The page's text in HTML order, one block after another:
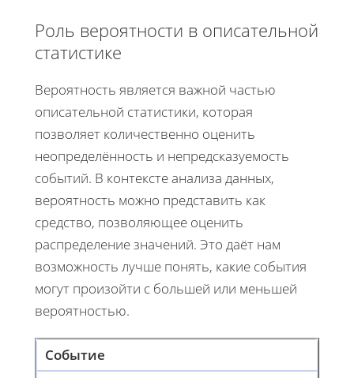
Роль вероятности в описательной
статистике
Вероятность является важной частью
описательной статистики, которая
позволяет количественно оценить
неопределённость и непредсказуемость
событий. В контексте анализа данных,
вероятность можно представить как
средство, позволяющее оценить
распределение значений. Это даёт нам
возможность лучше понять, какие события
могут произойти с большей или меньшей
вероятностью.
Событие